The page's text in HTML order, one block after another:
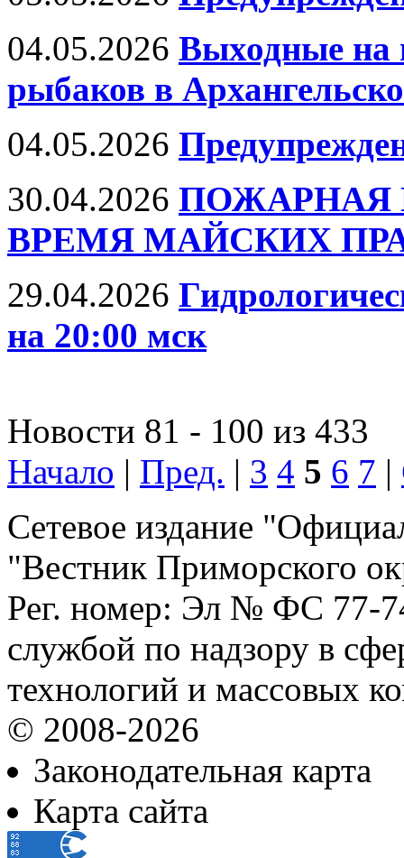
04.05.2026 Выходные на
рыбаков в
04.05.2026
30.04.2026 ПОЖАРНАЯ
ВРЕМЯ МАЙСКИХ
29.04.2026
на 20:00 мск
Новости 81 - 100 из 433
Начало | Пред. | 3 4 5 6 7 |
Сетевое издание
"Вестник Приморского
Рег. номер: Эл № ФС 77-
службой по надзору в
технологий и массовых
© 2008-2026
Законодательная карта
Карта сайта